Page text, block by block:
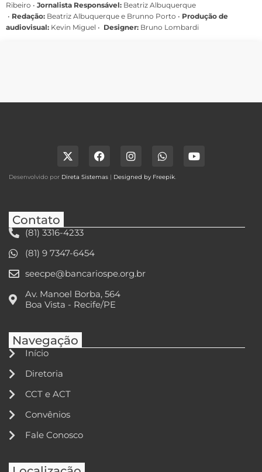
Ribeiro • Jornalista Responsável: Beatriz Albuquerque
• Redação: Beatriz Albuquerque e Brunno Porto • Produção de
audiovisual: Kevin Miguel • Designer: Bruno Lombardi
Desenvolvido por Direta Sistemas | Designed by Freepik.
Contato
(81) 3316-4233
(81) 9 7347-6454
seecpe@bancariospe.org.br
Av. Manoel Borba, 564
Boa Vista - Recife/PE
Navegação
Início
Diretoria
CCT e ACT
Convênios
Fale Conosco